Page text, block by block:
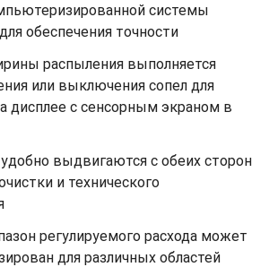
системы
обеспечения точности
распыления выполняется
или выключения сопел для
дисплее с сенсорным экраном в
выдвигаются с обеих сторон
и технического
регулируемого расхода может
для различных областей